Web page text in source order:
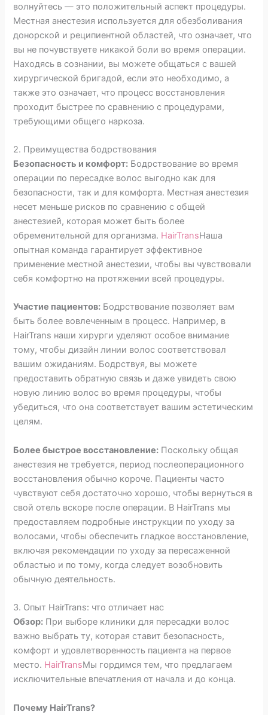
волнуйтесь — это положительный аспект процедуры.
Местная анестезия используется для обезболивания
донорской и реципиентной областей, что означает, что
вы не почувствуете никакой боли во время операции.
Находясь в сознании, вы можете общаться с вашей
хирургической бригадой, если это необходимо, а
также это означает, что процесс восстановления
проходит быстрее по сравнению с процедурами,
требующими общего наркоза.
2. Преимущества бодрствования
Безопасность и комфорт: Бодрствование во время
операции по пересадке волос выгодно как для
безопасности, так и для комфорта. Местная анестезия
несет меньше рисков по сравнению с общей
анестезией, которая может быть более
обременительной для организма. HairTransНаша
опытная команда гарантирует эффективное
применение местной анестезии, чтобы вы чувствовали
себя комфортно на протяжении всей процедуры.
Участие пациентов: Бодрствование позволяет вам
быть более вовлеченным в процесс. Например, в
HairTrans наши хирурги уделяют особое внимание
тому, чтобы дизайн линии волос соответствовал
вашим ожиданиям. Бодрствуя, вы можете
предоставить обратную связь и даже увидеть свою
новую линию волос во время процедуры, чтобы
убедиться, что она соответствует вашим эстетическим
целям.
Более быстрое восстановление: Поскольку общая
анестезия не требуется, период послеоперационного
восстановления обычно короче. Пациенты часто
чувствуют себя достаточно хорошо, чтобы вернуться в
свой отель вскоре после операции. В HairTrans мы
предоставляем подробные инструкции по уходу за
волосами, чтобы обеспечить гладкое восстановление,
включая рекомендации по уходу за пересаженной
областью и по тому, когда следует возобновить
обычную деятельность.
3. Опыт HairTrans: что отличает нас
Обзор: При выборе клиники для пересадки волос
важно выбрать ту, которая ставит безопасность,
комфорт и удовлетворенность пациента на первое
место. HairTransМы гордимся тем, что предлагаем
исключительные впечатления от начала и до конца.
Почему HairTrans?